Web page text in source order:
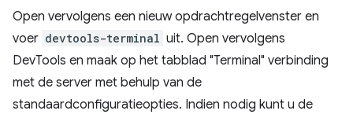
Open vervolgens een nieuw opdrachtregelvenster en
voer devtools-terminal uit. Open vervolgens
DevTools en maak op het tabblad "Terminal" verbinding
met de server met behulp van de
standaardconfiguratieopties. Indien nodig kunt u de